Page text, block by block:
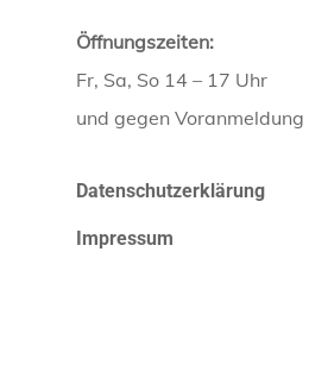
Öffnungszeiten:
Fr, Sa, So 14 – 17 Uhr
und gegen Voranmeldung
Datenschutzerklärung
Impressum